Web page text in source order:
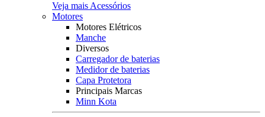
Veja mais Acessórios
Motores
Motores Elétricos
Manche
Diversos
Carregador de baterias
Medidor de baterias
Capa Protetora
Principais Marcas
Minn Kota